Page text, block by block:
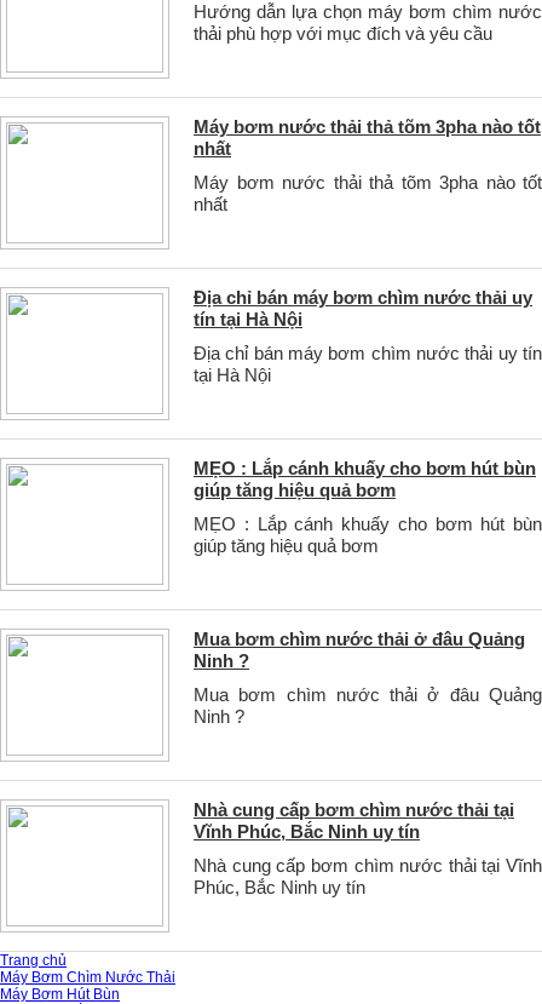
Hướng dẫn lựa chọn máy bơm chìm nước
thải phù hợp với mục đích và yêu cầu
Máy bơm nước thải thả tõm 3pha nào tốt
nhất
Máy bơm nước thải thả tõm 3pha nào tốt
nhất
Địa chỉ bán máy bơm chìm nước thải uy
tín tại Hà Nội
Địa chỉ bán máy bơm chìm nước thải uy tín
tại Hà Nội
MẸO : Lắp cánh khuấy cho bơm hút bùn
giúp tăng hiệu quả bơm
MẸO : Lắp cánh khuấy cho bơm hút bùn
giúp tăng hiệu quả bơm
Mua bơm chìm nước thải ở đâu Quảng
Ninh ?
Mua bơm chìm nước thải ở đâu Quảng
Ninh ?
Nhà cung cấp bơm chìm nước thải tại
Vĩnh Phúc, Bắc Ninh uy tín
Nhà cung cấp bơm chìm nước thải tại Vĩnh
Phúc, Bắc Ninh uy tín
Trang chủ
Máy Bơm Chìm Nước Thải
Máy Bơm Hút Bùn